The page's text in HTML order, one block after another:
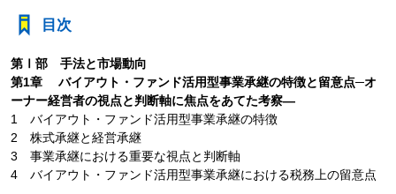
目次
第Ⅰ部 手法と市場動向
第1章 バイアウト・ファンド活用型事業承継の特徴と留意点─オ
ーナー経営者の視点と判断軸に焦点をあてた考察―
1 バイアウト・ファンド活用型事業承継の特徴
2 株式承継と経営承継
3 事業承継における重要な視点と判断軸
4 バイアウト・ファンド活用型事業承継における税務上の留意点